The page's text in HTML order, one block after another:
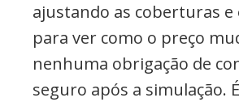
ajustando as coberturas e
para ver como o preço
nenhuma obrigação de
seguro após a simulação.